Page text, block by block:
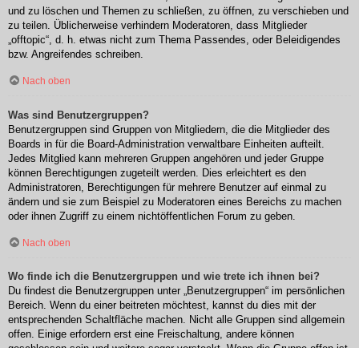
und zu löschen und Themen zu schließen, zu öffnen, zu verschieben und
zu teilen. Üblicherweise verhindern Moderatoren, dass Mitglieder
„offtopic“, d. h. etwas nicht zum Thema Passendes, oder Beleidigendes
bzw. Angreifendes schreiben.
Nach oben
Was sind Benutzergruppen?
Benutzergruppen sind Gruppen von Mitgliedern, die die Mitglieder des
Boards in für die Board-Administration verwaltbare Einheiten aufteilt.
Jedes Mitglied kann mehreren Gruppen angehören und jeder Gruppe
können Berechtigungen zugeteilt werden. Dies erleichtert es den
Administratoren, Berechtigungen für mehrere Benutzer auf einmal zu
ändern und sie zum Beispiel zu Moderatoren eines Bereichs zu machen
oder ihnen Zugriff zu einem nichtöffentlichen Forum zu geben.
Nach oben
Wo finde ich die Benutzergruppen und wie trete ich ihnen bei?
Du findest die Benutzergruppen unter „Benutzergruppen“ im persönlichen
Bereich. Wenn du einer beitreten möchtest, kannst du dies mit der
entsprechenden Schaltfläche machen. Nicht alle Gruppen sind allgemein
offen. Einige erfordern erst eine Freischaltung, andere können